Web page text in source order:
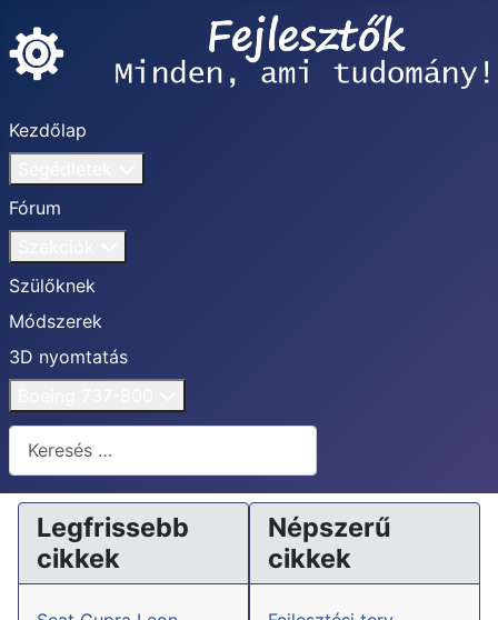
Kezdőlap
Fórum
Szülőknek
Módszerek
3D nyomtatás
Keresés...
Legfrissebb
cikkek
Népszerű
cikkek